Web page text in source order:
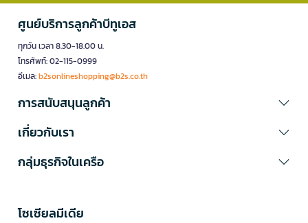
ศูนย์บริการลูกค้าบีทูเอส
ทุกวัน เวลา 8.30-18.00 น.
โทรศัพท์: 02-115-0999
อีเมล:b2sonlineshopping@b2s.co.th
การสนับสนุนลูกค้า
เกี่ยวกับเรา
กลุ่มธุรกิจในเครือ
โซเซียลมีเดีย​